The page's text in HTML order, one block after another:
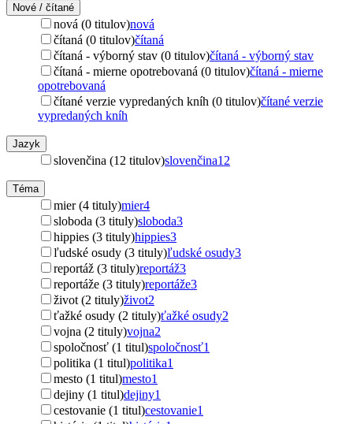
Nové / čítané
nová (0 titulov)nová
čítaná (0 titulov)čítaná
čítaná - výborný stav (0 titulov)čítaná - výborný stav
čítaná - mierne opotrebovaná (0 titulov)čítaná - mierne
opotrebovaná
čítané verzie vypredaných kníh (0 titulov)čítané verzie
vypredaných kníh
Jazyk
slovenčina (12 titulov)slovenčina12
Téma
mier (4 tituly)mier4
sloboda (3 tituly)sloboda3
hippies (3 tituly)hippies3
ľudské osudy (3 tituly)ľudské osudy3
reportáž (3 tituly)reportáž3
reportáže (3 tituly)reportáže3
život (2 tituly)život2
ťažké osudy (2 tituly)ťažké osudy2
vojna (2 tituly)vojna2
spoločnosť (1 titul)spoločnosť1
politika (1 titul)politika1
mesto (1 titul)mesto1
dejiny (1 titul)dejiny1
cestovanie (1 titul)cestovanie1